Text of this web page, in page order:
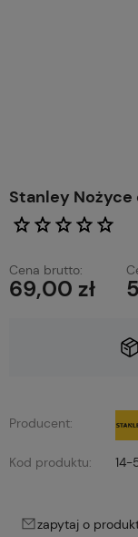
Stanley
Cena brutto:
69,00 zł
Producent:
Kod produktu: 14-
zapytaj o